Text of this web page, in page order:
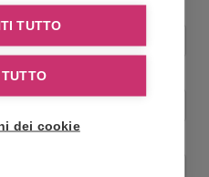
TUTTO
dei cookie